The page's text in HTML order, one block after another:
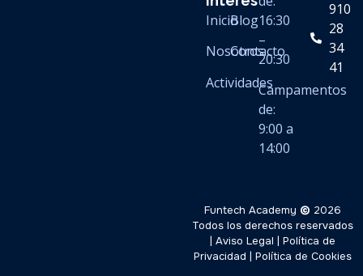
Inicio
Nosotros
Actividades
Blog
Contacto
16:30
–
20:30
Campamentos
de:
9:00 a
14:00
910
28
34
41
Funtech Academy © 2026
Todos los derechos reservados
| Aviso Legal | Política de
Privacidad | Política de Cookies